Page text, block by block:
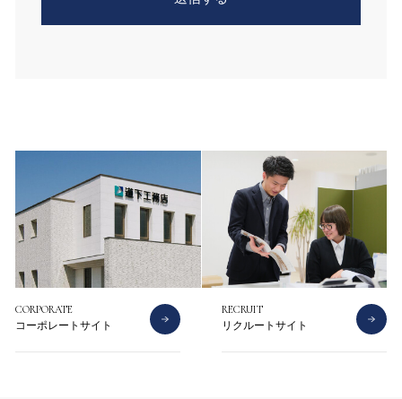
CORPORATE
コーポレートサイト
RECRUIT
リクルートサイト